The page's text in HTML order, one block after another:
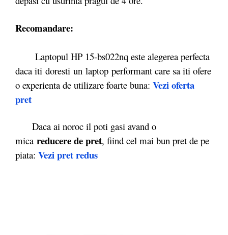
Recomandare:
Laptopul HP 15-bs022nq este alegerea perfecta
daca iti doresti un laptop performant care sa iti ofere
o experienta de utilizare foarte buna: Vezi oferta
pret
Daca ai noroc il poti gasi avand o
mica reducere de pret, fiind cel mai bun pret de pe
piata: Vezi pret redus